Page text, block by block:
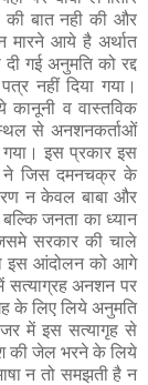
की बात नही की और
मारने आये है अर्थात
गई अनुमति को रद्द
नहीं दिया गया।
व वास्तविक
से अनशनकर्ताओं
इस प्रकार इस
ने जिस दमनचक्र के
न केवल बाबा और
जनता का ध्यान
सरकार की चाले
इस आंदोलन को आगे
सत्याग्रह अनशन पर
के लिए लिये अनुमति
में इस सत्यागृह से
की जेल भरने के लिये
न तो समझती है न